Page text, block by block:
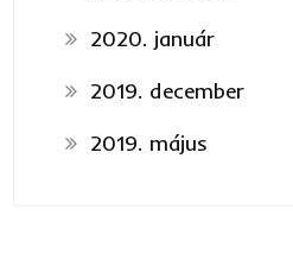
2020. január
2019. december
2019. május